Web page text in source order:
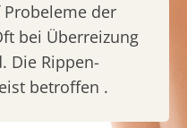
der
bei Überreizung
Die Rippen-
betroffen .